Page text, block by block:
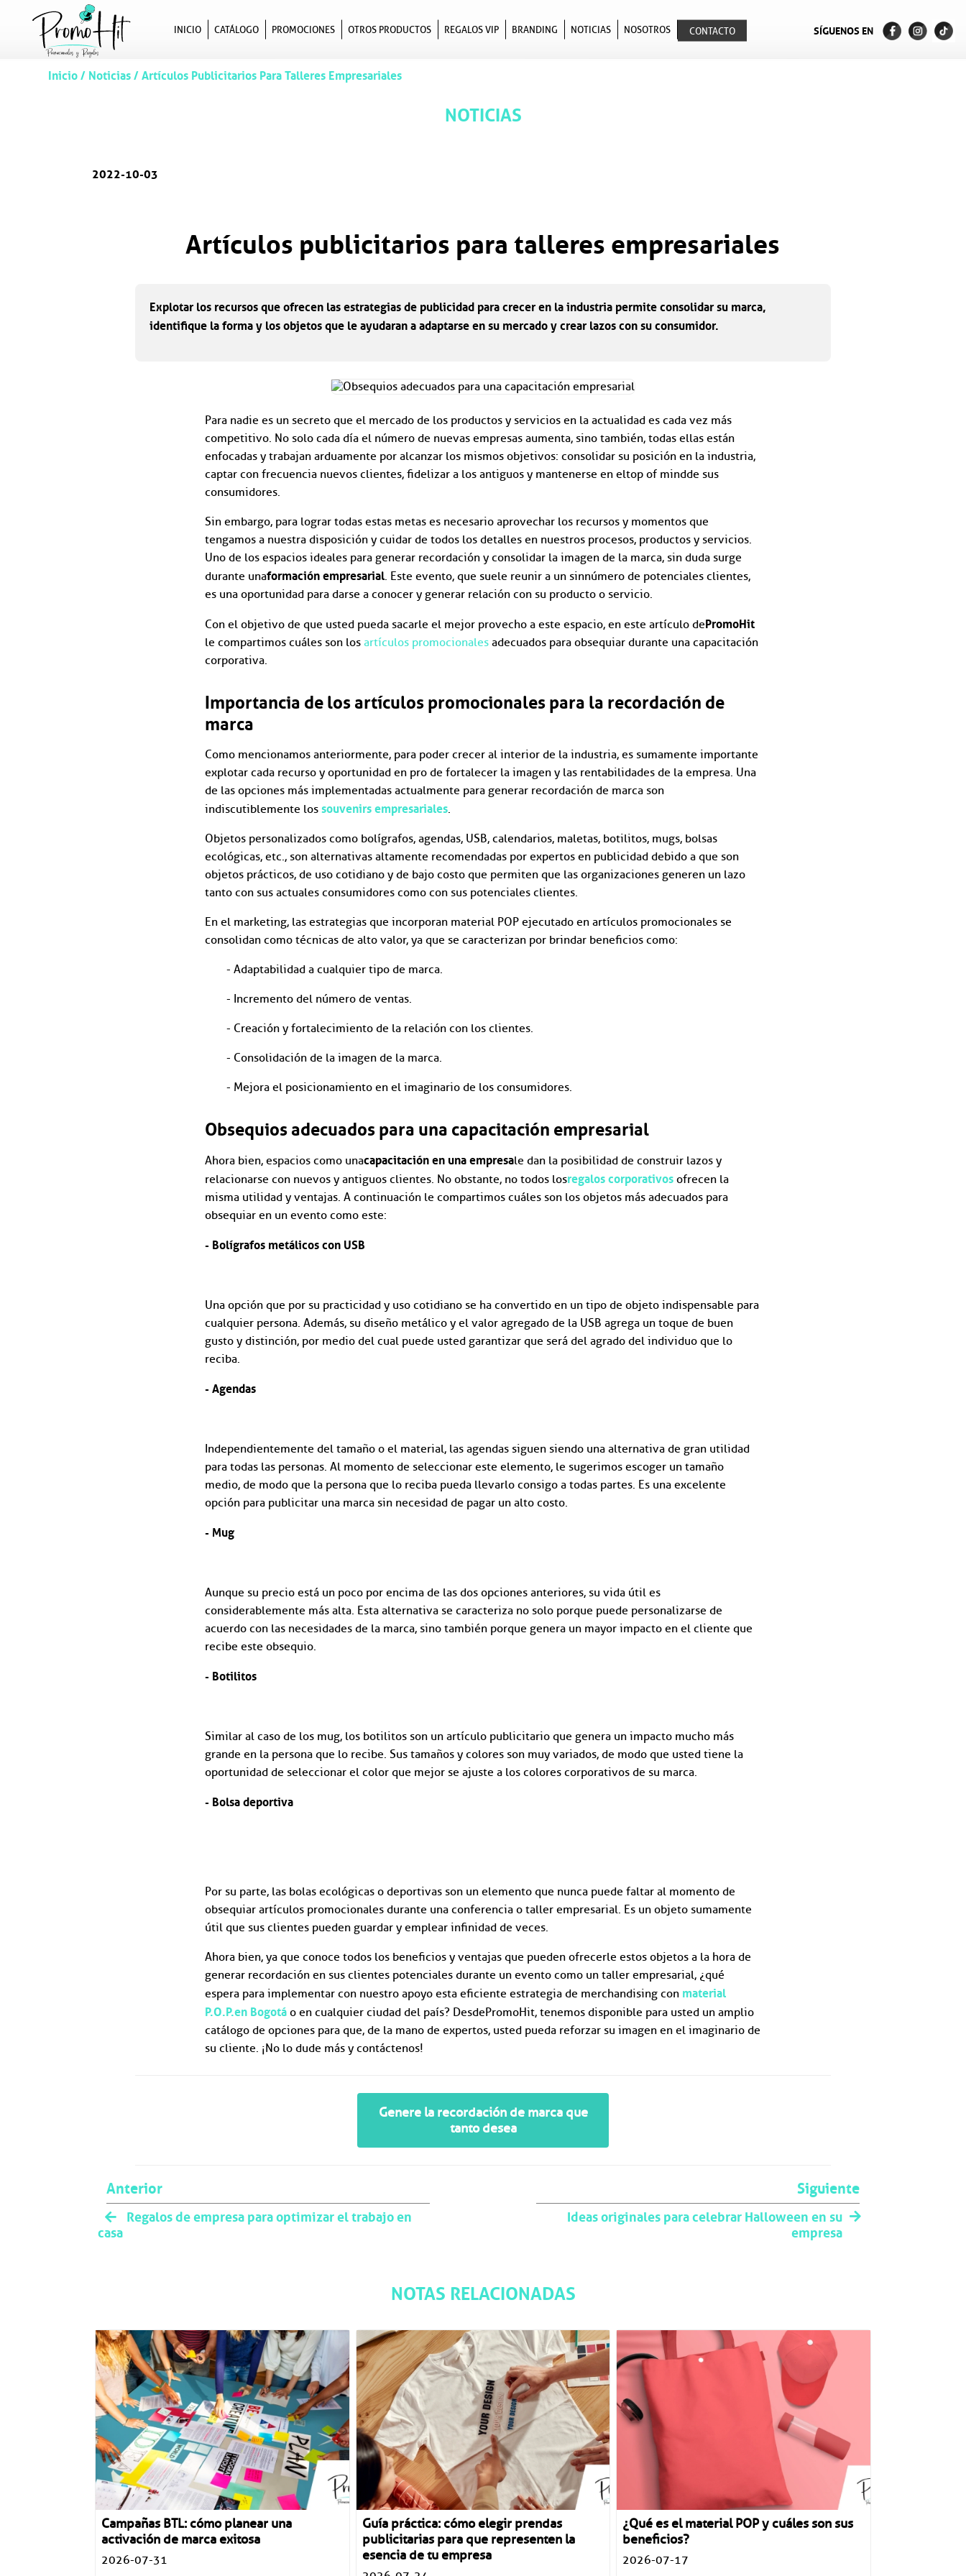
INICIO CATÁLOGO PROMOCIONES OTROS PRODUCTOS REGALOS VIP BRANDING NOTICIAS NOSOTROS CONTACTO SÍGUENOS EN
Inicio/ Noticias/ Artículos Publicitarios Para Talleres Empresariales
NOTICIAS
2022-10-03
Artículos publicitarios para talleres empresariales
Explotar los recursos que ofrecen las estrategias de publicidad para crecer en la industria permite consolidar su marca,
identifique la forma y los objetos que le ayudaran a adaptarse en su mercado y crear lazos con su consumidor.
Para nadie es un secreto que el mercado de los productos y servicios en la actualidad es cada vez más
competitivo. No solo cada día el número de nuevas empresas aumenta, sino también, todas ellas están
enfocadas y trabajan arduamente por alcanzar los mismos objetivos: consolidar su posición en la industria,
captar con frecuencia nuevos clientes, fidelizar a los antiguos y mantenerse en el top of mind de sus
consumidores.
Sin embargo, para lograr todas estas metas es necesario aprovechar los recursos y momentos que
tengamos a nuestra disposición y cuidar de todos los detalles en nuestros procesos, productos y servicios.
Uno de los espacios ideales para generar recordación y consolidar la imagen de la marca, sin duda surge
durante unaformación empresarial. Este evento, que suele reunir a un sinnúmero de potenciales clientes,
es una oportunidad para darse a conocer y generar relación con su producto o servicio.
Con el objetivo de que usted pueda sacarle el mejor provecho a este espacio, en este artículo dePromoHit
le compartimos cuáles son los artículos promocionales adecuados para obsequiar durante una capacitación
corporativa.
Importancia de los artículos promocionales para la recordación de
marca
Como mencionamos anteriormente, para poder crecer al interior de la industria, es sumamente importante
explotar cada recurso y oportunidad en pro de fortalecer la imagen y las rentabilidades de la empresa. Una
de las opciones más implementadas actualmente para generar recordación de marca son
indiscutiblemente los souvenirs empresariales.
Objetos personalizados como bolígrafos, agendas, USB, calendarios, maletas, botilitos, mugs, bolsas
ecológicas, etc., son alternativas altamente recomendadas por expertos en publicidad debido a que son
objetos prácticos, de uso cotidiano y de bajo costo que permiten que las organizaciones generen un lazo
tanto con sus actuales consumidores como con sus potenciales clientes.
En el marketing, las estrategias que incorporan material POP ejecutado en artículos promocionales se
consolidan como técnicas de alto valor, ya que se caracterizan por brindar beneficios como:
- Adaptabilidad a cualquier tipo de marca.
- Incremento del número de ventas.
- Creación y fortalecimiento de la relación con los clientes.
- Consolidación de la imagen de la marca.
- Mejora el posicionamiento en el imaginario de los consumidores.
Obsequios adecuados para una capacitación empresarial
Ahora bien, espacios como unacapacitación en una empresale dan la posibilidad de construir lazos y
relacionarse con nuevos y antiguos clientes. No obstante, no todos losregalos corporativosofrecen la
misma utilidad y ventajas. A continuación le compartimos cuáles son los objetos más adecuados para
obsequiar en un evento como este:
- Bolígrafos metálicos con USB
Una opción que por su practicidad y uso cotidiano se ha convertido en un tipo de objeto indispensable para
cualquier persona. Además, su diseño metálico y el valor agregado de la USB agrega un toque de buen
gusto y distinción, por medio del cual puede usted garantizar que será del agrado del individuo que lo
reciba.
- Agendas
Independientemente del tamaño o el material, las agendas siguen siendo una alternativa de gran utilidad
para todas las personas. Al momento de seleccionar este elemento, le sugerimos escoger un tamaño
medio, de modo que la persona que lo reciba pueda llevarlo consigo a todas partes. Es una excelente
opción para publicitar una marca sin necesidad de pagar un alto costo.
- Mug
Aunque su precio está un poco por encima de las dos opciones anteriores, su vida útil es
considerablemente más alta. Esta alternativa se caracteriza no solo porque puede personalizarse de
acuerdo con las necesidades de la marca, sino también porque genera un mayor impacto en el cliente que
recibe este obsequio.
- Botilitos
Similar al caso de los mug, los botilitos son un artículo publicitario que genera un impacto mucho más
grande en la persona que lo recibe. Sus tamaños y colores son muy variados, de modo que usted tiene la
oportunidad de seleccionar el color que mejor se ajuste a los colores corporativos de su marca.
- Bolsa deportiva
Por su parte, las bolas ecológicas o deportivas son un elemento que nunca puede faltar al momento de
obsequiar artículos promocionales durante una conferencia o taller empresarial. Es un objeto sumamente
útil que sus clientes pueden guardar y emplear infinidad de veces.
Ahora bien, ya que conoce todos los beneficios y ventajas que pueden ofrecerle estos objetos a la hora de
generar recordación en sus clientes potenciales durante un evento como un taller empresarial, ¿qué
espera para implementar con nuestro apoyo esta eficiente estrategia de merchandising con material
P.O.P. en Bogotáo en cualquier ciudad del país? Desde PromoHit, tenemos disponible para usted un amplio
catálogo de opciones para que, de la mano de expertos, usted pueda reforzar su imagen en el imaginario de
su cliente. ¡No lo dude más y contáctenos!
Genere la recordación de marca que
tanto desea
Anterior
Regalos de empresa para optimizar el trabajo en
casa
Siguiente
Ideas originales para celebrar Halloween en su
empresa
NOTAS RELACIONADAS
Campañas BTL: cómo planear una
activación de marca exitosa
2026-07-31
Guía práctica: cómo elegir prendas
publicitarias para que representen la
esencia de tu empresa
¿Qué es el material POP y cuáles son sus
beneficios?
2026-07-17